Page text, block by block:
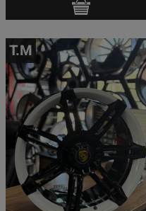
T.M